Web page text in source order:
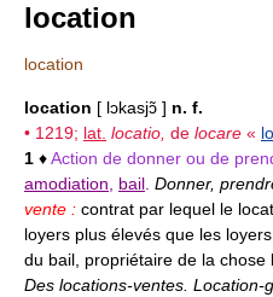
location
location
location [ lɔkasjɔ̃ ] n. f.
• 1219; lat. locatio, de locare «
1 ♦Action de donner ou de
amodiation
bail Donner,
vente : contrat par lequel le
loyers plus élevés que les
du bail, propriétaire de la chose
Des locations-ventes. Location-